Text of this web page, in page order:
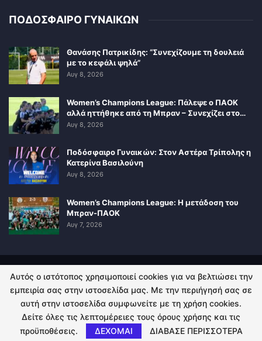
ΠΟΔΟΣΦΑΙΡΟ ΓΥΝΑΙΚΩΝ
Θανάσης Πατρικίδης: “Συνεχίζουμε τη δουλειά
με το κεφάλι ψηλά”
Αυγ 8, 2026
Women’s Champions League: Πάλεψε ο ΠΑΟΚ
αλλά ηττήθηκε από τη Μπραν – Συνεχίζει στο…
Αυγ 8, 2026
Ποδόσφαιρο Γυναικών: Στον Αστέρα Τρίπολης η
Κατερίνα Βασιλούνη
Αυγ 8, 2026
Women’s Champions League: Η μετάδοση του
Μπραν-ΠΑΟΚ
Αυγ 7, 2026
ΠΟΛΙΤΙΚΗ ΑΠΟΡΡΗΤΟΥ ΕΠΙΚΟΙΝΩΝΙΑ
© 2026 - Kingsport.gr. All Rights Reserved.
Αυτός ο ιστότοπος χρησιμοποιεί cookies για να βελτιώσει την
εμπειρία σας στην ιστοσελίδα μας. Με την περιήγησή σας σε
αυτή στην ιστοσελίδα συμφωνείτε με τη χρήση cookies.
Δείτε όλες τις λεπτομέρειες τους όρους χρήσης και τις
προϋποθέσεις.
ΔΕΧΟΜΑΙ ΔΙΑΒΑΣΕ ΠΕΡΙΣΣΟΤΕΡΑ